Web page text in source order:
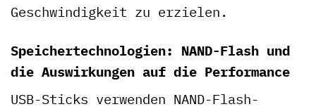
Geschwindigkeit zu erzielen.
Speichertechnologien: NAND-Flash und
die Auswirkungen auf die Performance
USB-Sticks verwenden NAND-Flash-